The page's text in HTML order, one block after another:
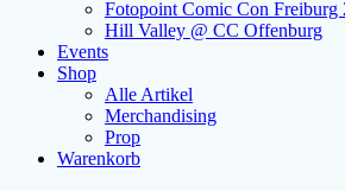
Fotopoint Comic Con Freiburg
Hill Valley @ CC Offenburg
Events
Shop
Alle Artikel
Merchandising
Prop
Warenkorb